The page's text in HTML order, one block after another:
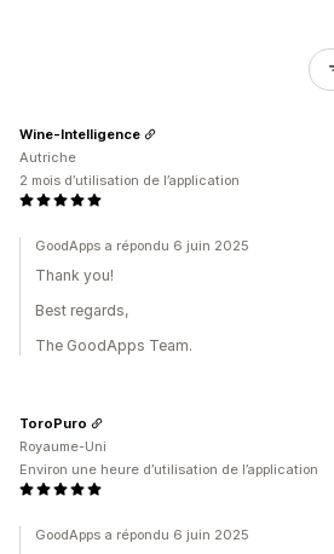
Wine-Intelligence
Autriche
2 mois d’utilisation de l’application
GoodApps a répondu 6 juin 2025
Thank you!
Best regards,
The GoodApps Team.
ToroPuro
Royaume-Uni
Environ une heure d’utilisation de l’application
GoodApps a répondu 6 juin 2025